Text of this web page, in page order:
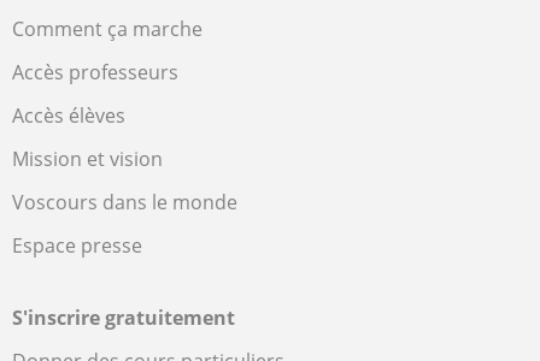
Comment ça marche
Accès professeurs
Accès élèves
Mission et vision
Voscours dans le monde
Espace presse
S'inscrire gratuitement